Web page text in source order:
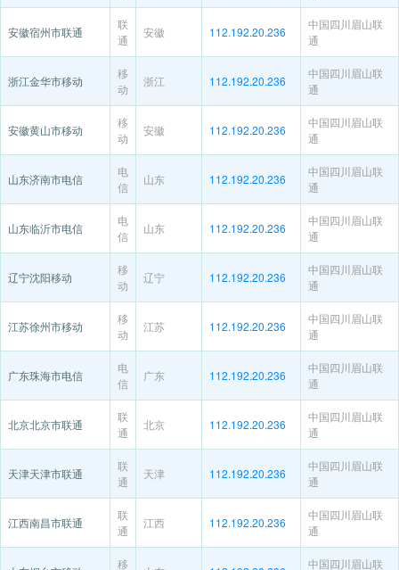
安徽宿州市联通
联
通
安徽 112.192.20.236
中国四川眉山联
通
浙江金华市移动
移
动
浙江 112.192.20.236
中国四川眉山联
通
安徽黄山市移动
移
动
安徽 112.192.20.236
中国四川眉山联
通
山东济南市电信
电
信
山东 112.192.20.236
中国四川眉山联
通
山东临沂市电信
电
信
山东 112.192.20.236
中国四川眉山联
通
辽宁沈阳移动
移
动
辽宁 112.192.20.236
中国四川眉山联
通
江苏徐州市移动
移
动
江苏 112.192.20.236
中国四川眉山联
通
广东珠海市电信
电
信
广东 112.192.20.236
中国四川眉山联
通
北京北京市联通
联
通
北京 112.192.20.236
中国四川眉山联
通
天津天津市联通
联
通
天津 112.192.20.236
中国四川眉山联
通
江西南昌市联通
联
通
江西 112.192.20.236
中国四川眉山联
通
移
中国四川眉山联